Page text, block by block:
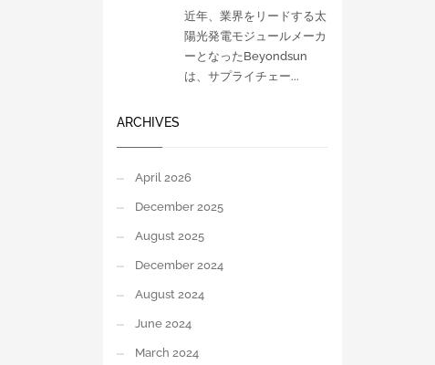
近年、業界をリードする太
陽光発電モジュールメーカ
ーとなったBeyondsun
は、サプライチェー...
ARCHIVES
April 2026
December 2025
August 2025
December 2024
August 2024
June 2024
March 2024